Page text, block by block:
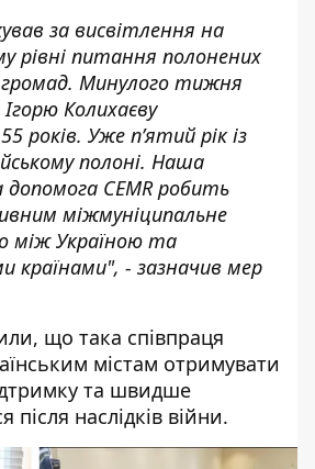
за висвітлення на
рівні питання полонених
Минулого тижня
Колихаєву
років. Уже пʼятий рік із
полоні. Наша
допомога CEMR робить
міжмуніципальне
між Україною та
країнами", - зазначив мер
що така співпраця
містам отримувати
та швидше
після наслідків війни.